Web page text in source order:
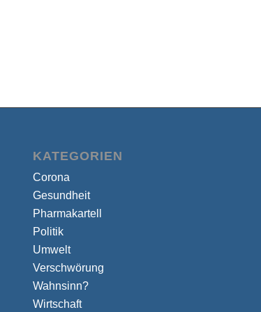
KATEGORIEN
Corona
Gesundheit
Pharmakartell
Politik
Umwelt
Verschwörung
Wahnsinn?
Wirtschaft